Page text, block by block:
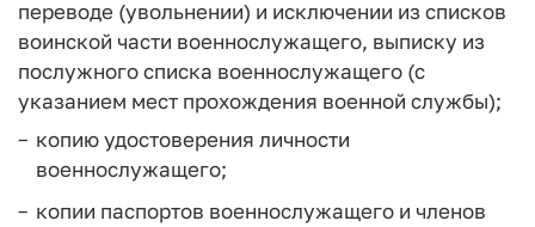
переводе (увольнении) и исключении из списков
воинской части военнослужащего, выписку из
послужного списка военнослужащего (с
указанием мест прохождения военной службы);
копию удостоверения личности
военнослужащего;
копии паспортов военнослужащего и членов